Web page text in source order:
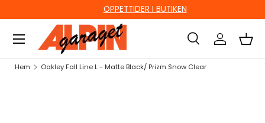
HOPPA TILL INNEHÅLL
ÖPPETTIDER I BUTIKEN
Sök
Sök
Sök Logga inKorg
Hem Oakley Fall Line L - Matte Black/ Prizm Snow Clear